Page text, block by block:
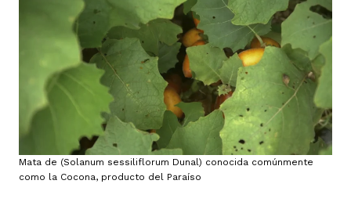
Mata de (Solanum sessiliflorum Dunal) conocida comúnmente
como la Cocona, producto del Paraíso